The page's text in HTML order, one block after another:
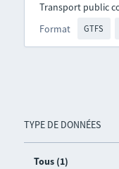
TYPE DE DONNÉES
Tous (1)
Format GTFS
Transport public